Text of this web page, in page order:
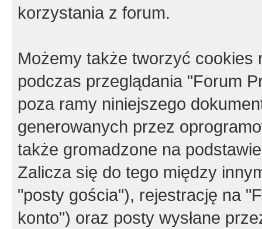
korzystania z forum.
Możemy także tworzyć cookies
podczas przeglądania "Forum
poza ramy niniejszego
generowanych przez
także gromadzone na
Zalicza się do tego między
"posty gościa"), rejestrację na
konto") oraz posty wysłane